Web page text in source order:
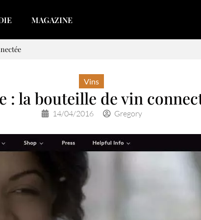
MAGAZINE
Vins
: la bouteille de vin
14/04/2016 Gregory